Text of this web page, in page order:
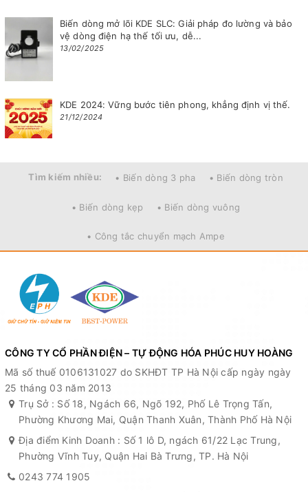
Biến dòng mở lõi KDE SLC: Giải pháp đo lường và bảo
vệ dòng điện hạ thế tối ưu, dễ...
13/02/2025
KDE 2024: Vững bước tiên phong, khẳng định vị thế.
21/12/2024
Tìm kiếm nhiều: • Biến dòng 3 pha • Biến dòng tròn
• Biến dòng kẹp • Biến dòng vuông
• Công tắc chuyển mạch Ampe
CÔNG TY CỔ PHẦN ĐIỆN – TỰ ĐỘNG HÓA PHÚC HUY HOÀNG
Mã số thuế 0106131027 do SKHĐT TP Hà Nội cấp ngày ngày
25 tháng 03 năm 2013
Trụ Sở : Số 18, Ngách 66, Ngõ 192, Phố Lê Trọng Tấn,
Phường Khương Mai, Quận Thanh Xuân, Thành Phố Hà Nội
Địa điểm Kinh Doanh : Số 1 lô D, ngách 61/22 Lạc Trung,
Phường Vĩnh Tuy, Quận Hai Bà Trưng, TP. Hà Nội
0243 774 1905